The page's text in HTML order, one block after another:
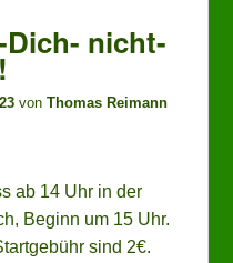
Dich- nicht-
vonThomas Reimann
ab 14 Uhr in der
Beginn um 15 Uhr.
sind 2€.